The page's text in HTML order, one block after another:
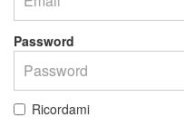
Password
Ricordami